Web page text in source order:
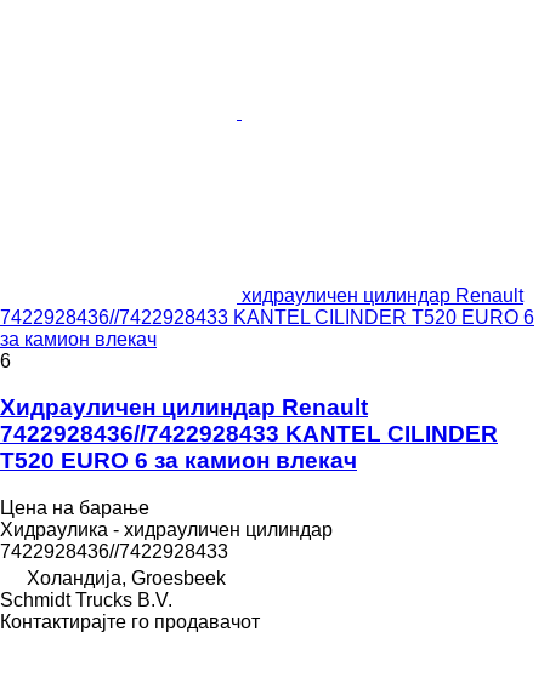
хидрауличен цилиндар Renault
7422928436//7422928433 KANTEL CILINDER T520 EURO 6
за камион влекач
6
Хидрауличен цилиндар Renault
7422928436//7422928433 KANTEL CILINDER
T520 EURO 6 за камион влекач
Цена на барање
Хидраулика - хидрауличен цилиндар
7422928436//7422928433
Холандија, Groesbeek
Schmidt Trucks B.V.
Контактирајте го продавачот